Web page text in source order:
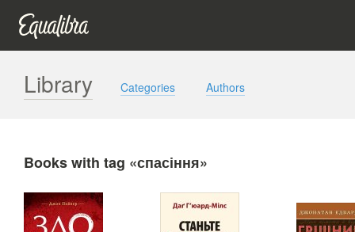
Library Categories Authors
Books with tag «спасіння»